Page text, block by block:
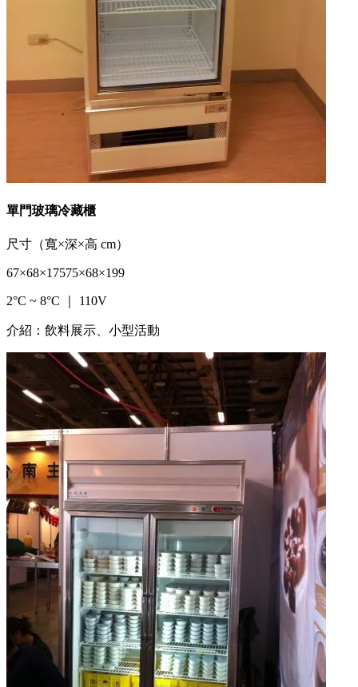
單門玻璃冷藏櫃
尺寸（寬×深×高 cm）
67×68×17575×68×199
2°C ~ 8°C ｜ 110V
介紹：飲料展示、小型活動